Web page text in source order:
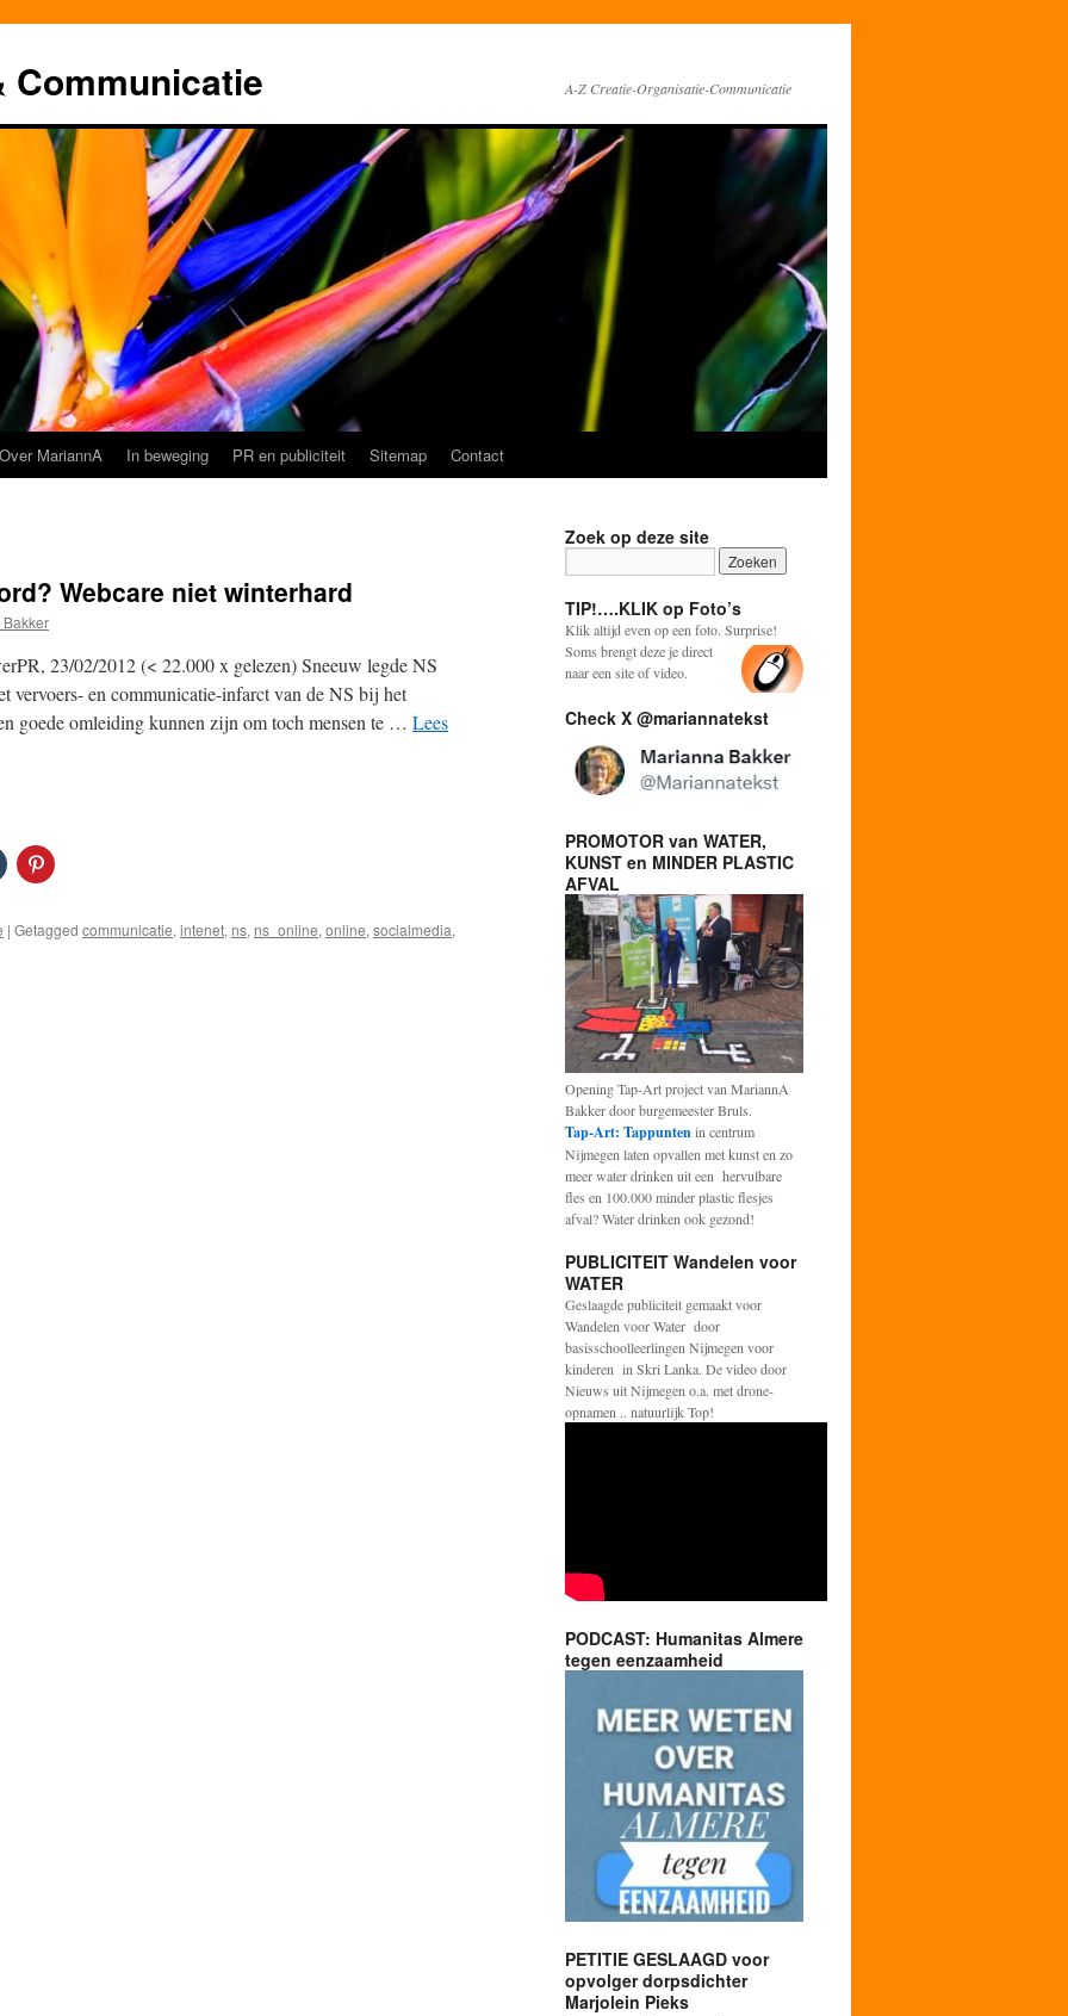
Communicatie A-Z Creatie-Organisatie-Communicatie
Over MariannA In beweging PR en publiciteit Sitemap Contact
Webcare niet winterhard
23/02/2012 (< 22.000 x gelezen) Sneeuw legde NS
vervoers- en communicatie-infarct van de NS bij het
goede omleiding kunnen zijn om toch mensen te … Lees
| Getagged communicatie, intenet, ns, ns_online, online, socialmedia,
Zoek op deze site
TIP!….KLIK op Foto’s
Klik altijd even op een foto. Surprise!
Soms brengt deze je direct
naar een site of video.
Check X @mariannatekst
PROMOTOR van WATER,
KUNST en MINDER PLASTIC
AFVAL
Opening Tap-Art project van MariannA
Bakker door burgemeester Bruls.
Tap-Art: Tappuntenin centrum
Nijmegen laten opvallen met kunst en zo
meer water drinken uit een hervulbare
fles en 100.000 minder plastic flesjes
afval? Water drinken ook gezond!
PUBLICITEIT Wandelen voor
WATER
Geslaagde publiciteit gemaakt voor
Wandelen voor Water door
basisschoolleerlingen Nijmegen voor
kinderen in Skri Lanka. De video door
Nieuws uit Nijmegen o.a. met drone-
opnamen .. natuurlijk Top!
PODCAST: Humanitas Almere
tegen eenzaamheid
PETITIE GESLAAGD voor
opvolger dorpsdichter
Marjolein Pieks